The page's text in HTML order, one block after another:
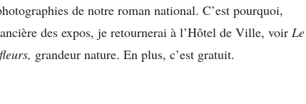
de notre roman national. C’est pourquoi,
des expos, je retournerai à l’Hôtel de Ville, voir Le
grandeur nature. En plus, c’est gratuit.